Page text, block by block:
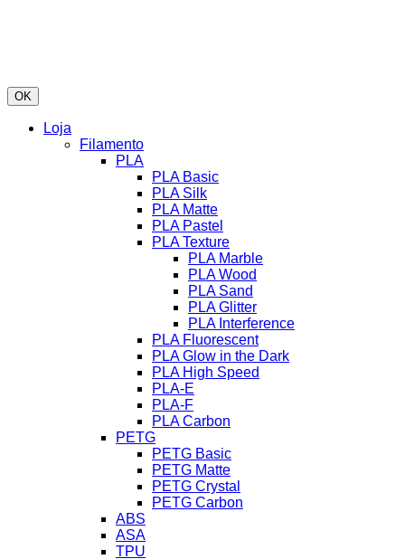
OK
Loja
Filamento
PLA
PLA Basic
PLA Silk
PLA Matte
PLA Pastel
PLA Texture
PLA Marble
PLA Wood
PLA Sand
PLA Glitter
PLA Interference
PLA Fluorescent
PLA Glow in the Dark
PLA High Speed
PLA-E
PLA-F
PLA Carbon
PETG
PETG Basic
PETG Matte
PETG Crystal
PETG Carbon
ABS
ASA
TPU